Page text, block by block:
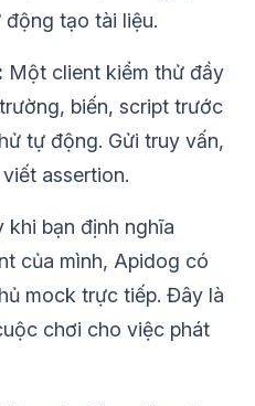
tạo tài liệu.
Một client kiểm thử đầy
biến, script trước
tự động. Gửi truy vấn,
assertion.
khi bạn định nghĩa
của mình, Apidog có
mock trực tiếp. Đây là
chơi cho việc phát